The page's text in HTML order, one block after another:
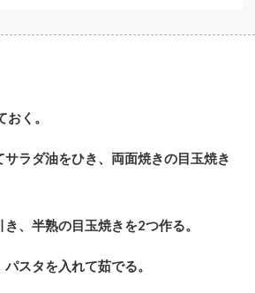
く。
サラダ油をひき、両面焼きの目玉焼き
、半熟の目玉焼きを2つ作る。
スタを入れて茹でる。